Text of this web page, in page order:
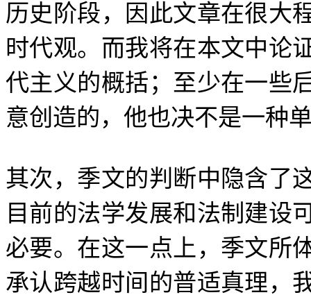
历史阶段，因此文章在很大
时代观。而我将在本文中论
代主义的概括；至少在一些
意创造的，他也决不是一种
其次，季文的判断中隐含了
目前的法学发展和法制建设
必要。在这一点上，季文所
承认跨越时间的普适真理，